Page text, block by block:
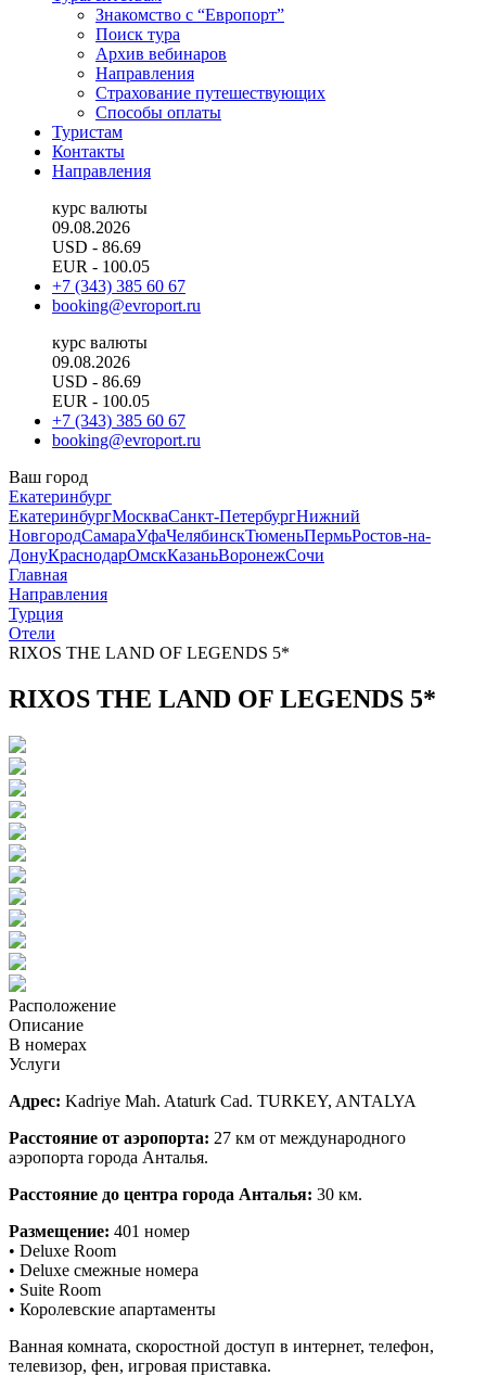
Знакомство с “Европорт”
Поиск тура
Архив вебинаров
Направления
Страхование путешествующих
Способы оплаты
Туристам
Контакты
Направления
курс валюты
09.08.2026
USD - 86.69
EUR - 100.05
+7 (343) 385 60 67
booking@evroport.ru
курс валюты
09.08.2026
USD - 86.69
EUR - 100.05
+7 (343) 385 60 67
booking@evroport.ru
Ваш город
Екатеринбург
ЕкатеринбургМоскваСанкт-ПетербургНижний
НовгородСамараУфаЧелябинскТюменьПермьРостов-на-
ДонуКраснодарОмскКазаньВоронежСочи
Главная
Направления
Турция
Отели
RIXOS THE LAND OF LEGENDS 5*
RIXOS THE LAND OF LEGENDS 5*
Расположение
Описание
В номерах
Услуги
Адрес: Kadriye Mah. Ataturk Cad. TURKEY, ANTALYA
Расстояние от аэропорта: 27 км от международного
аэропорта города Анталья.
Расстояние до центра города Анталья: 30 км.
Размещение: 401 номер
• Deluxe Room
• Deluxe смежные номера
• Suite Room
• Королевские апартаменты
Ванная комната, скоростной доступ в интернет, телефон,
телевизор, фен, игровая приставка.